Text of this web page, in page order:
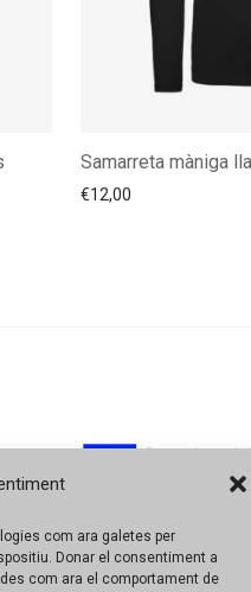
com ara galetes per
Donar el consentiment a
com ara el comportament de
Samarreta màniga
€12,00